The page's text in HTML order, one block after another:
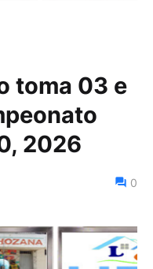
toma 03 e
2026
0